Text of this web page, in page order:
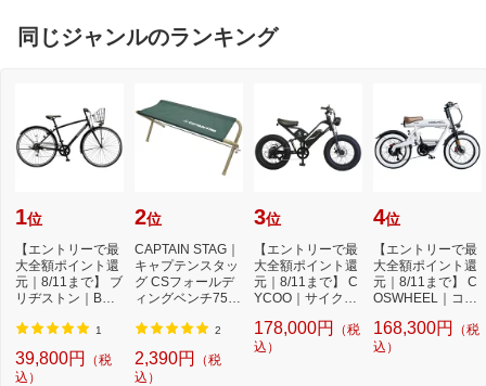
同じジャンルのランキング
1位
【エントリーで最
大全額ポイント還
元｜8/11まで】 ブ
リヂストン｜BRI
ク...
1
39,800円
（税
込）
2位
CAPTAIN STAG｜
キャプテンスタッ
グ CSフォールデ
ィングベンチ750
高...
2
2,390円
（税
込）
3位
【エントリーで最
大全額ポイント還
元｜8/11まで】 C
YCOO｜サイクー
転...
178,000円
（税
込）
4位
【エントリーで最
大全額ポイント還
元｜8/11まで】 C
OSWHEEL｜コス
ト...
168,300円
（税
込）